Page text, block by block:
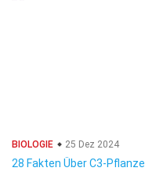
BIOLOGIE 25 Dez 2024
28 Fakten Über C3-Pflanze